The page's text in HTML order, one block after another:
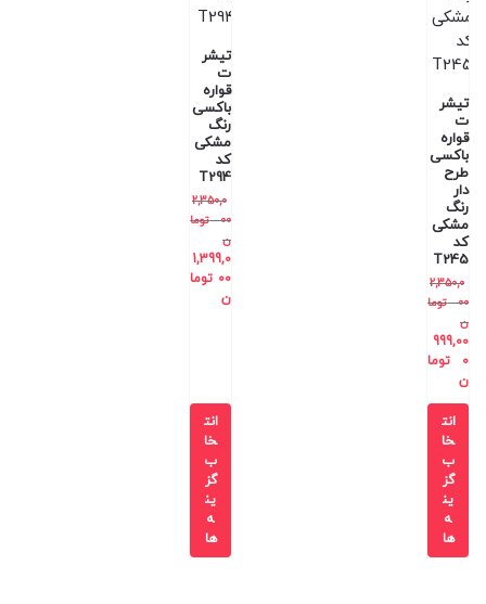
تیشر
ت
قواره
باکسی
طرح
دار
رنگ
مشکی
کد
T245
2,350,0
00
توما
ن
999,00
0
توما
ن
انت
خا
ب
گز
ین
ه
ها
تیشر
ت
قواره
باکسی
رنگ
مشکی
کد
T294
2,350,0
00
توما
ن
1,399,0
00 توما
ن
انت
خا
ب
گز
ین
ه
ها